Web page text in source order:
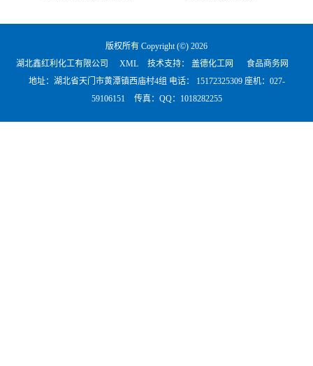
版权所有 Copyright (©) 2026
湖北鑫红利化工有限公司
XML 技术支持： 盖德化工网
食品商务网
地址：湖北省天门市黄潭镇西庙村4组 电话：
15172325309 座机：027-
59106151
传真：QQ：1018282255